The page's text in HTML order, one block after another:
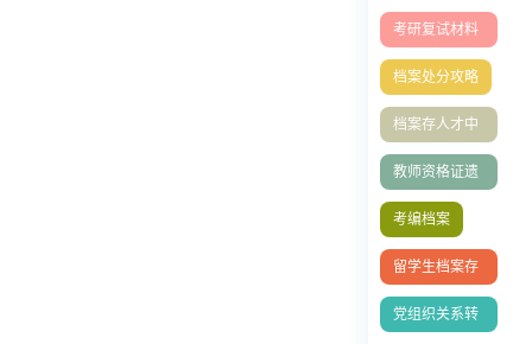
接
考研复试材料
清单
档案处分攻略
档案存人才中
心
教师资格证遗
失如何补办
考编档案
留学生档案存
放
党组织关系转